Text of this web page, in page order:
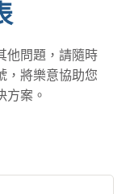
他問題，請隨時
，將樂意協助您
方案。